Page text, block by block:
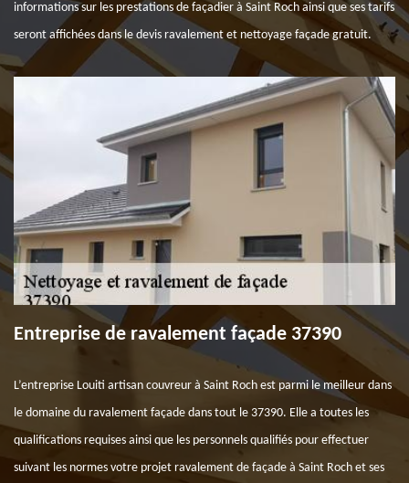
informations sur les prestations de façadier à Saint Roch ainsi que ses tarifs
seront affichées dans le devis ravalement et nettoyage façade gratuit.
Entreprise de ravalement façade 37390
L’entreprise Louiti artisan couvreur à Saint Roch est parmi le meilleur dans
le domaine du ravalement façade dans tout le 37390. Elle a toutes les
qualifications requises ainsi que les personnels qualifiés pour effectuer
suivant les normes votre projet ravalement de façade à Saint Roch et ses